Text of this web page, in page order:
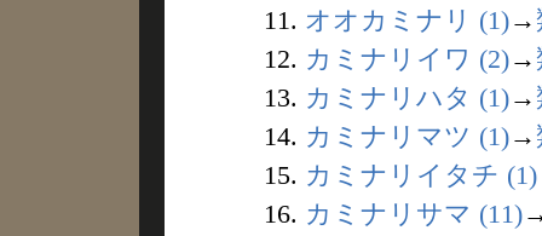
11. オオカミナリ (1)→
12. カミナリイワ (2)→
13. カミナリハタ (1)→
14. カミナリマツ (1)→
15. カミナリイタチ (1)
16. カミナリサマ (11)